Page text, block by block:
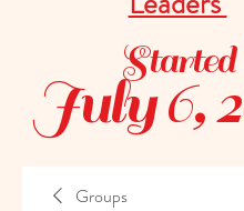
July 6,
Started
Groups